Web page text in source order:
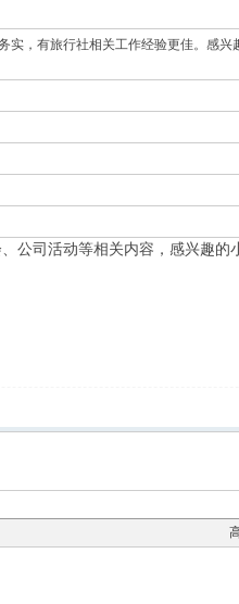
，有旅行社相关工作经验更佳。感兴
公司活动等相关内容，感兴趣的